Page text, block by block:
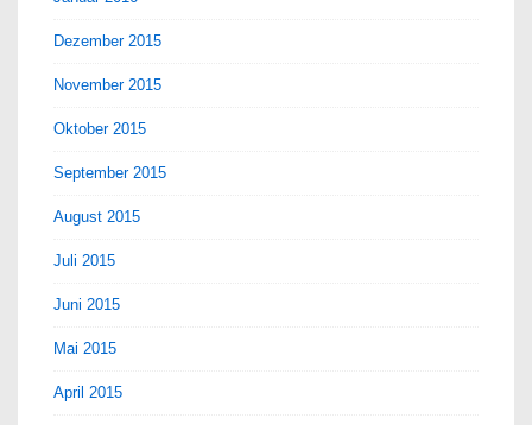
Dezember 2015
November 2015
Oktober 2015
September 2015
August 2015
Juli 2015
Juni 2015
Mai 2015
April 2015